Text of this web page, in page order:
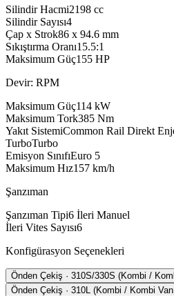
Silindir Hacmi2198 cc
Silindir Sayısı4
Çap x Strok86 x 94.6 mm
Sıkıştırma Oranı15.5:1
Maksimum Güç155 HP
Devir: RPM
Maksimum Güç114 kW
Maksimum Tork385 Nm
Yakıt SistemiCommon Rail Direkt
TurboTurbo
Emisyon SınıfıEuro 5
Maksimum Hız157 km/h
Şanzıman
Şanzıman Tipi6 İleri Manuel
İleri Vites Sayısı6
Konfigürasyon Seçenekleri
Önden Çekiş · 310S/330S (Kombi /
Önden Çekiş · 310L (Kombi / Kombi